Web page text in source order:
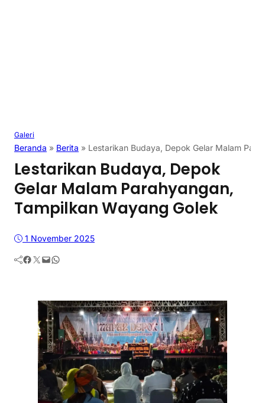
Galeri
Beranda » Berita » Lestarikan Budaya, Depok Gelar Malam
Lestarikan Budaya, Depok
Gelar Malam Parahyangan,
Tampilkan Wayang Golek
1 November 2025
Facebook Twitter Mail WhatsApp